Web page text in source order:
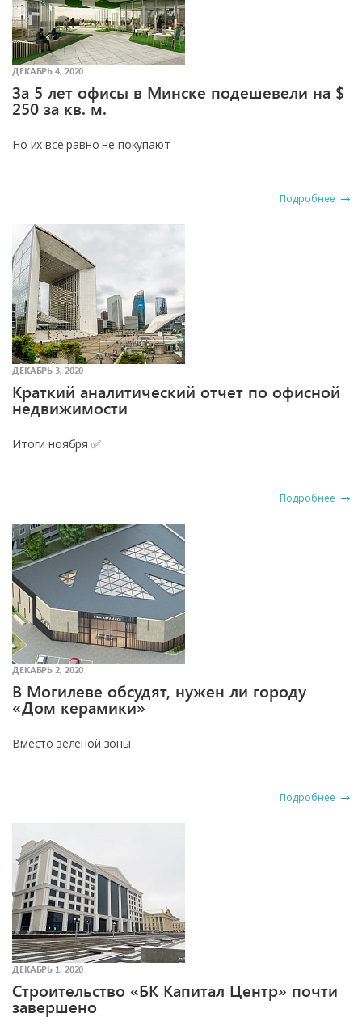
ДЕКАБРЬ 4, 2020
За 5 лет офисы в Минске подешевели на $
250 за кв. м.
Но их все равно не покупают
Подробнее
ДЕКАБРЬ 3, 2020
Краткий аналитический отчет по офисной
недвижимости
Итоги ноября ✅
Подробнее
ДЕКАБРЬ 2, 2020
В Могилеве обсудят, нужен ли городу
«Дом керамики»
Вместо зеленой зоны
Подробнее
ДЕКАБРЬ 1, 2020
Строительство «БК Капитал Центр» почти
завершено